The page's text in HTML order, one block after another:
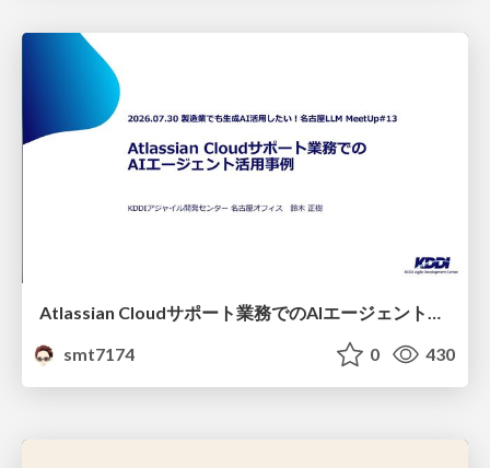
Atlassian Cloudサポート業務でのAIエージェント活用事例
smt7174
0 430